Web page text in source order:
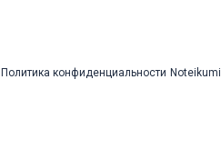
Политика конфиденциальности Noteikumi